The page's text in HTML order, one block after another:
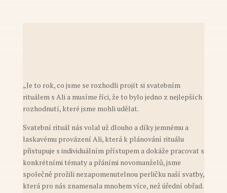
„Je to rok, co jsme se rozhodli projít si svatebním
rituálem s Ali a musíme říci, že to bylo jedno z nejlepších
rozhodnutí, které jsme mohli udělat.
Svatební rituál nás volal už dlouho a díky jemnému a
laskavému provázení Ali, která k plánování rituálu
přistupuje s individuálním přístupem a dokáže pracovat s
konkrétními tématy a přáními novomanželů, jsme
společně prožili nezapomenutelnou perličku naší svatby,
která pro nás znamenala mnohem více, než úřední obřad.